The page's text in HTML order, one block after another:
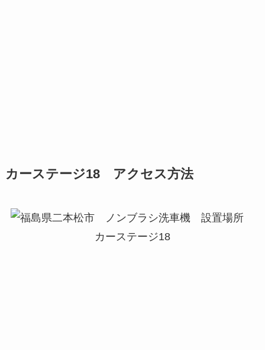
カーステージ18 アクセス方法